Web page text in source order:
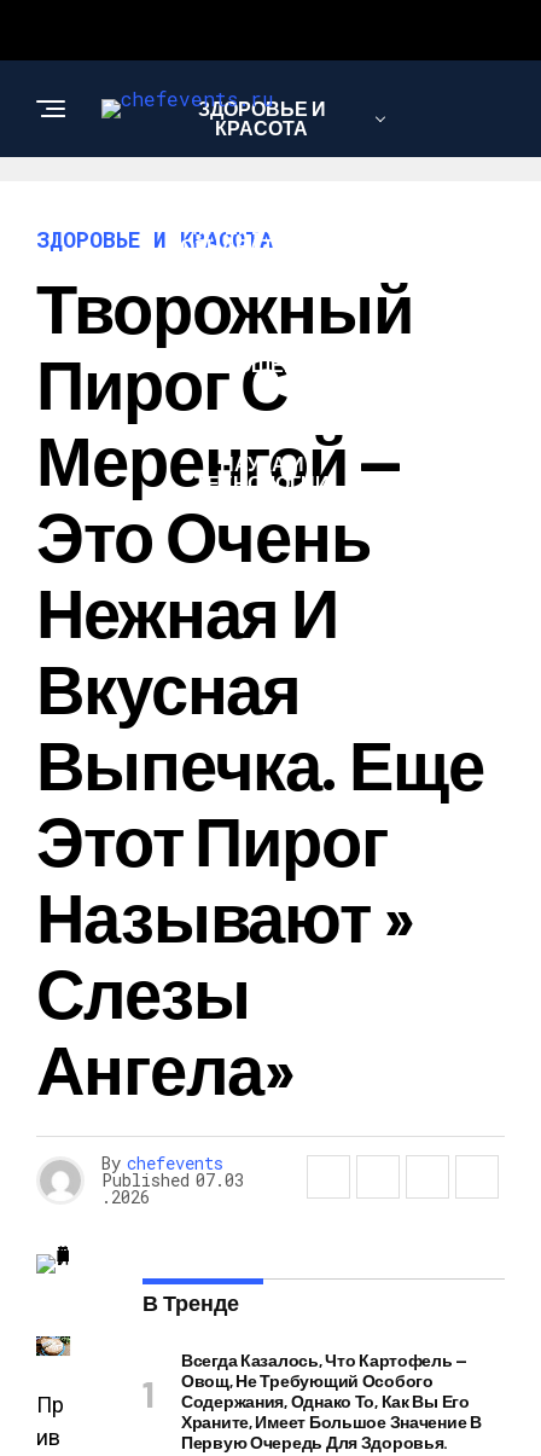
ЗДОРОВЬЕ И
КРАСОТА
ИНТЕРЕСНОЕ И
ПОЗНАВАТЕЛЬНОЕ
ОТНОШЕНИЯ
НАУКА И
ТЕХНОЛОГИИ
ЗДОРОВЬЕ И КРАСОТА
Творожный
Пирог С
Меренгой —
Это Очень
Нежная И
Вкусная
Выпечка. Еще
Этот Пирог
Называют »
Слезы
Ангела»
By chefevents
Published 07.03
.2026
Пр
ив
В Тренде
Всегда Казалось, Что Картофель —
Овощ, Не Требующий Особого
Содержания, Однако То, Как Вы Его
Храните, Имеет Большое Значение В
Первую Очередь Для Здоровья.